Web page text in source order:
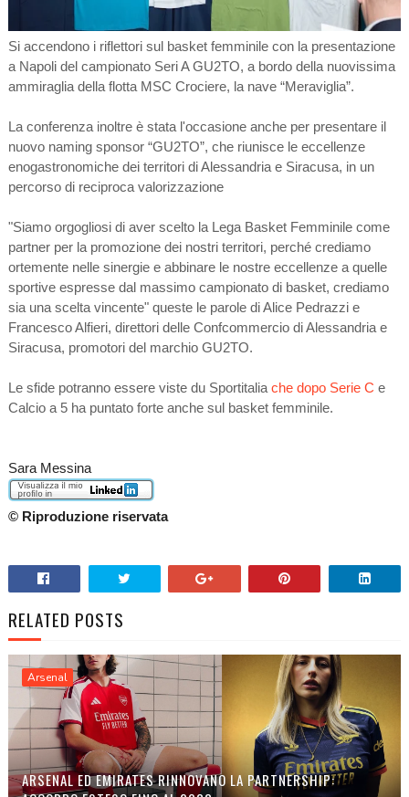
Si accendono i riflettori sul basket femminile con la presentazione
a Napoli del campionato Seri A GU2TO, a bordo della nuovissima
ammiraglia della flotta MSC Crociere, la nave “Meraviglia”.
La conferenza inoltre è stata l'occasione anche per presentare il
nuovo naming sponsor “GU2TO”, che riunisce le eccellenze
enogastronomiche dei territori di Alessandria e Siracusa, in un
percorso di reciproca valorizzazione
"Siamo orgogliosi di aver scelto la Lega Basket Femminile come
partner per la promozione dei nostri territori, perché crediamo
ortemente nelle sinergie e abbinare le nostre eccellenze a quelle
sportive espresse dal massimo campionato di basket, crediamo
sia una scelta vincente" queste le parole di Alice Pedrazzi e
Francesco Alfieri, direttori delle Confcommercio di Alessandria e
Siracusa, promotori del marchio GU2TO.
Le sfide potranno essere viste du Sportitalia che dopo Serie C e
Calcio a 5 ha puntato forte anche sul basket femminile.
Sara Messina
© Riproduzione riservata
RELATED POSTS
Arsenal
ARSENAL ED EMIRATES RINNOVANO LA PARTNERSHIP: